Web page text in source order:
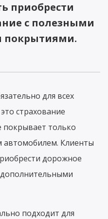
приобрести
с полезными
покрытиями.
для всех
страхование
покрывает только
Клиенты
дорожное
подходит для